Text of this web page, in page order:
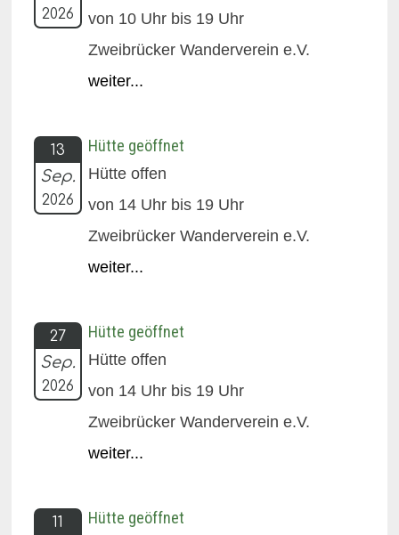
2026
von 10 Uhr bis 19 Uhr
Zweibrücker Wanderverein e.V.
weiter...
13
Sep.
2026
Hütte geöffnet
Hütte offen
von 14 Uhr bis 19 Uhr
Zweibrücker Wanderverein e.V.
weiter...
27
Sep.
2026
Hütte geöffnet
Hütte offen
von 14 Uhr bis 19 Uhr
Zweibrücker Wanderverein e.V.
weiter...
11 Hütte geöffnet